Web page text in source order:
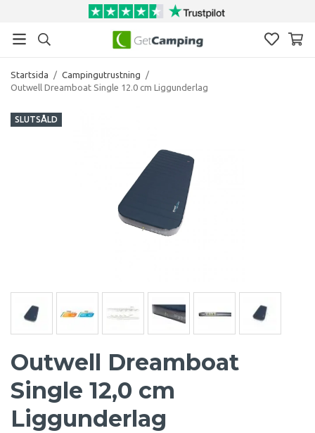
Startsida / Campingutrustning
/
Outwell Dreamboat Single 12.0 cm Liggunderlag
SLUTSÅLD
Outwell Dreamboat
Single 12,0 cm
Liggunderlag